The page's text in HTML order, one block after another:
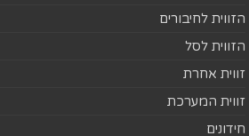
הזווית לחיבורים
הזווית לסל
זווית אחרת
זווית המערכת
חידונים